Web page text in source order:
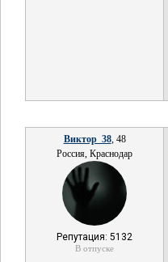
Виктор_38, 48
Россия, Краснодар
Репутация: 5132
В отпуске